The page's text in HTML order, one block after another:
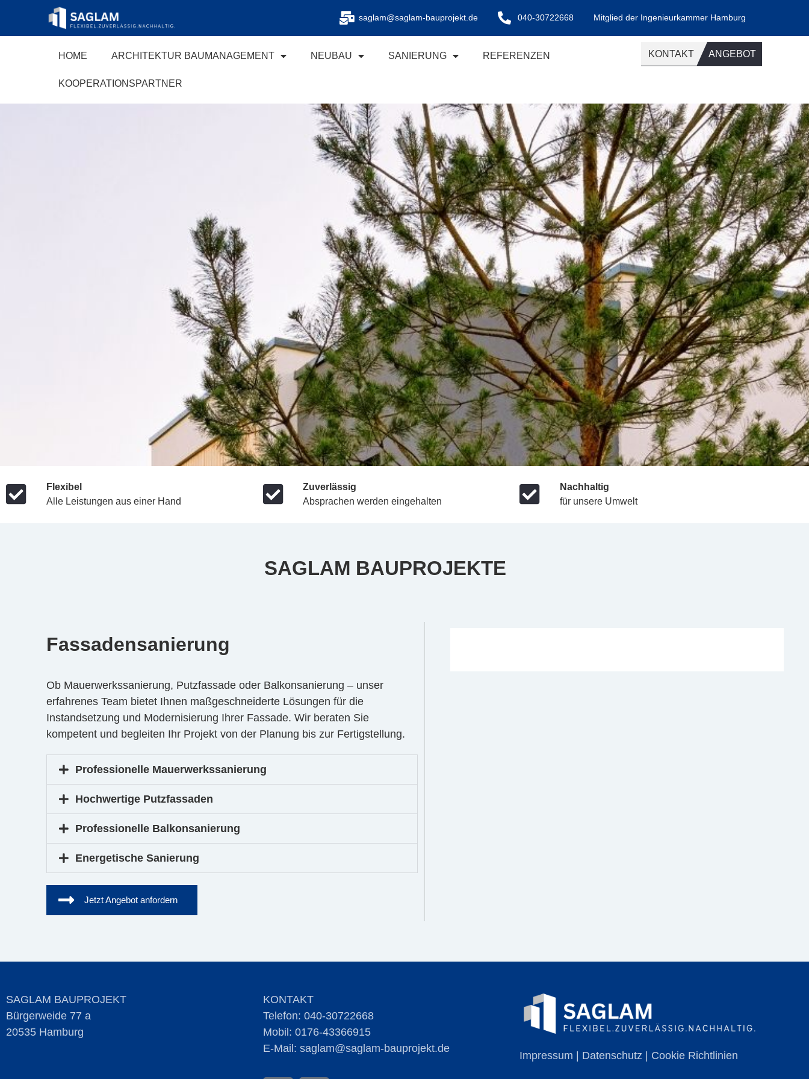
saglam@saglam-bauprojekt.de 040-30722668 Mitglied der Ingenieurkammer Hamburg
HOME ARCHITEKTUR BAUMANAGEMENT NEUBAU SANIERUNG REFERENZEN
KOOPERATIONSPARTNER
KONTAKT ANGEBOT
Flexibel
Alle Leistungen aus einer Hand
Zuverlässig
Absprachen werden eingehalten
Nachhaltig
für unsere Umwelt
SAGLAM BAUPROJEKTE
Fassadensanierung
Ob Mauerwerkssanierung, Putzfassade oder Balkonsanierung – unser
erfahrenes Team bietet Ihnen maßgeschneiderte Lösungen für die
Instandsetzung und Modernisierung Ihrer Fassade. Wir beraten Sie
kompetent und begleiten Ihr Projekt von der Planung bis zur Fertigstellung.
Professionelle Mauerwerkssanierung
Hochwertige Putzfassaden
Professionelle Balkonsanierung
Energetische Sanierung
Jetzt Angebot anfordern
SAGLAM BAUPROJEKT
Bürgerweide 77 a
20535 Hamburg
KONTAKT
Telefon: 040-30722668
Mobil: 0176-43366915
E-Mail: saglam@saglam-bauprojekt.de
Impressum Datenschutz Cookie Richtlinien